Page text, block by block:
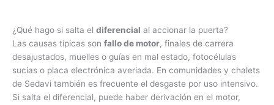
¿Qué hago si salta el diferencial al accionar la puerta?
Las causas típicas son fallo de motor, finales de carrera
desajustados, muelles o guías en mal estado, fotocélulas
sucias o placa electrónica averiada. En comunidades y chalets
de Sedavi también es frecuente el desgaste por uso intensivo.
Si salta el diferencial, puede haber derivación en el motor,